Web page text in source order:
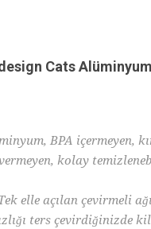
Cats
BPA içermeyen,
kolay
elle açılan çevirmeli
ters çevirdiğinizde